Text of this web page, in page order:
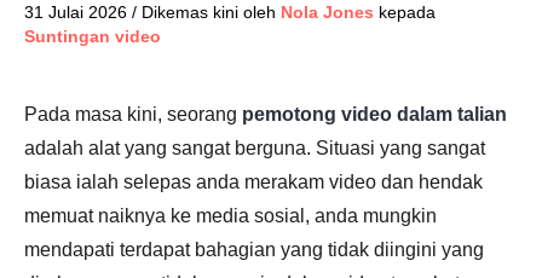
31 Julai 2026 / Dikemas kini oleh Nola Jones kepada
Suntingan video
Pada masa kini, seorang pemotong video dalam talian
adalah alat yang sangat berguna. Situasi yang sangat
biasa ialah selepas anda merakam video dan hendak
memuat naiknya ke media sosial, anda mungkin
mendapati terdapat bahagian yang tidak diingini yang